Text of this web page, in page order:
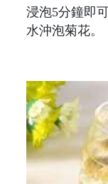
浸泡5分鐘即
水沖泡菊花。